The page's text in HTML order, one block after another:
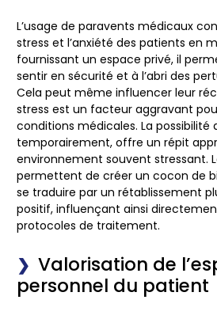
L’usage de paravents médicaux
stress et l’anxiété des patients en
fournissant un espace privé, il
sentir en sécurité et à l’abri des
Cela peut même influencer leur
stress est un facteur aggravant
conditions médicales. La possibilité
temporairement, offre un répit
environnement souvent stressant.
permettent de créer un cocon de
se traduire par un rétablissement
positif, influençant ainsi
protocoles de traitement.
Valorisation de
personnel du patient